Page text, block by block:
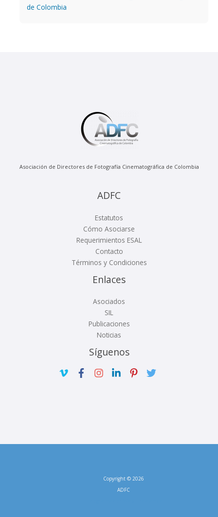
de Colombia
Asociación de Directores de Fotografía Cinematográfica de Colombia
ADFC
Estatutos
Cómo Asociarse
Requerimientos ESAL
Contacto
Términos y Condiciones
Enlaces
Asociados
SIL
Publicaciones
Noticias
Síguenos
Copyright © 2026
ADFC